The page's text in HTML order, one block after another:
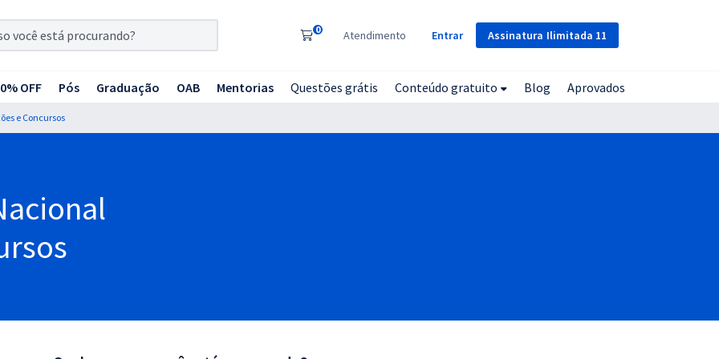
Assinatura Ilimitada 11
0 Atendimento Entrar
OFF Pós Graduação OAB Mentorias Questões grátis Conteúdo gratuito Blog Aprovados
e Concursos